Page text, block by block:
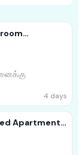
-
4 days
Apartment